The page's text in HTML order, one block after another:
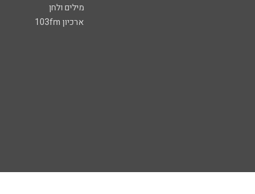
מילים ולחן
ארכיון 103fm